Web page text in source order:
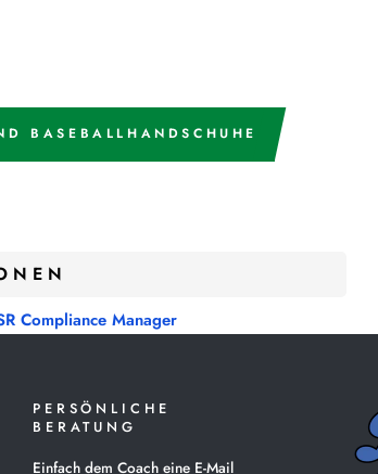
BASEBALLHANDSCHUHE
Compliance Manager
PERSÖNLICHE
BERATUNG
Einfach dem Coach eine E-Mail